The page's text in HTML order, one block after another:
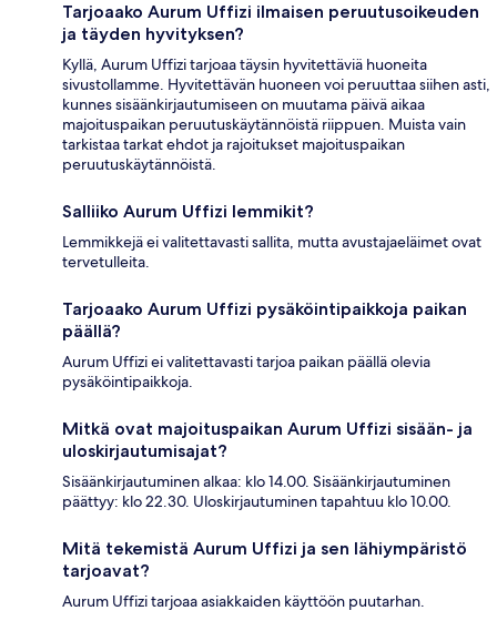
Tarjoaako Aurum Uffizi ilmaisen peruutusoikeuden
ja täyden hyvityksen?
Kyllä, Aurum Uffizi tarjoaa täysin hyvitettäviä huoneita
sivustollamme. Hyvitettävän huoneen voi peruuttaa siihen asti,
kunnes sisäänkirjautumiseen on muutama päivä aikaa
majoituspaikan peruutuskäytännöistä riippuen. Muista vain
tarkistaa tarkat ehdot ja rajoitukset majoituspaikan
peruutuskäytännöistä.
Salliiko Aurum Uffizi lemmikit?
Lemmikkejä ei valitettavasti sallita, mutta avustajaeläimet ovat
tervetulleita.
Tarjoaako Aurum Uffizi pysäköintipaikkoja paikan
päällä?
Aurum Uffizi ei valitettavasti tarjoa paikan päällä olevia
pysäköintipaikkoja.
Mitkä ovat majoituspaikan Aurum Uffizi sisään- ja
uloskirjautumisajat?
Sisäänkirjautuminen alkaa: klo 14.00. Sisäänkirjautuminen
päättyy: klo 22.30. Uloskirjautuminen tapahtuu klo 10.00.
Mitä tekemistä Aurum Uffizi ja sen lähiympäristö
tarjoavat?
Aurum Uffizi tarjoaa asiakkaiden käyttöön puutarhan.